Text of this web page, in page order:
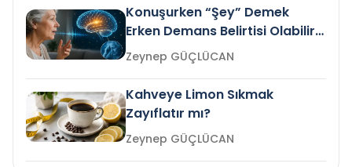
Konuşurken “Şey” Demek
Erken Demans Belirtisi Olabilir
mi?
Zeynep GÜÇLÜCAN
Kahveye Limon Sıkmak
Zayıflatır mı?
Zeynep GÜÇLÜCAN